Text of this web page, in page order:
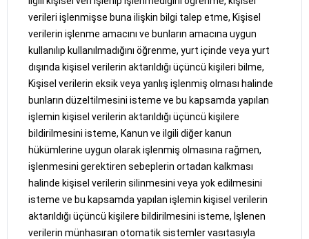
verileri işlenmişse buna ilişkin bilgi talep etme, Kişisel
verilerin işlenme amacını ve bunların amacına uygun
kullanılıp kullanılmadığını öğrenme, yurt içinde veya yurt
dışında kişisel verilerin aktarıldığı üçüncü kişileri bilme,
Kişisel verilerin eksik veya yanlış işlenmiş olması halinde
bunların düzeltilmesini isteme ve bu kapsamda yapılan
işlemin kişisel verilerin aktarıldığı üçüncü kişilere
bildirilmesini isteme, Kanun ve ilgili diğer kanun
hükümlerine uygun olarak işlenmiş olmasına rağmen,
işlenmesini gerektiren sebeplerin ortadan kalkması
halinde kişisel verilerin silinmesini veya yok edilmesini
isteme ve bu kapsamda yapılan işlemin kişisel verilerin
aktarıldığı üçüncü kişilere bildirilmesini isteme, İşlenen
verilerin münhasıran otomatik sistemler vasıtasıyla